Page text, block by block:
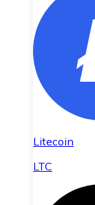
Litecoin
LTC